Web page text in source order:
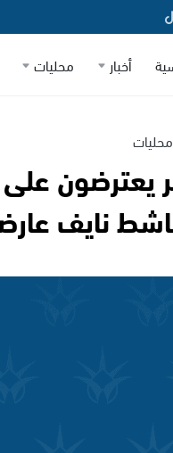
أخبار محليات
محليات
نايف